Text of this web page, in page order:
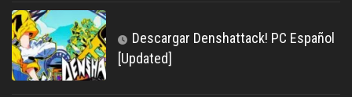
Descargar Denshattack! PC Español
[Updated]